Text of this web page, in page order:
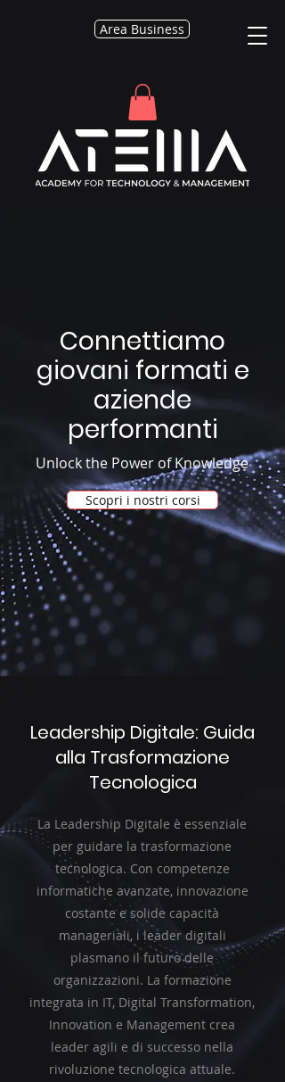
Area Business
Connettiamo
giovani formati e
aziende
performanti
Unlock the Power of Knowledge
Scopri i nostri corsi
Leadership Digitale: Guida
alla Trasformazione
Tecnologica
La Leadership Digitale è essenziale
per guidare la trasformazione
tecnologica. Con competenze
informatiche avanzate, innovazione
costante e solide capacità
manageriali, i leader digitali
plasmano il futuro delle
organizzazioni. La formazione
integrata in IT, Digital Transformation,
Innovation e Management crea
leader agili e di successo nella
rivoluzione tecnologica attuale.